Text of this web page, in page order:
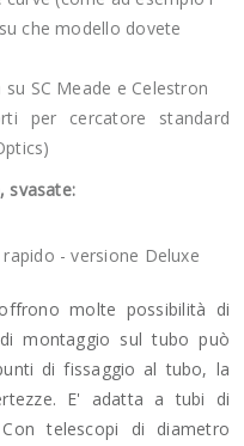
che modello dovete
SC Meade e Celestron
per cercatore standard
svasate:
molte possibilità di
montaggio sul tubo può
di fissaggio al tubo, la
E' adatta a tubi di
telescopi di diametro